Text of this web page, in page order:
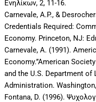
Ενηλίκων, 2, 11-16.
Carnevale, A.P., &
Credentials Required:
Economy. Princeton, NJ:
Carnevale, Α. (1991).
Economy.”American
and the U.S. Department of
Administration.
Fontana, D. (1996).